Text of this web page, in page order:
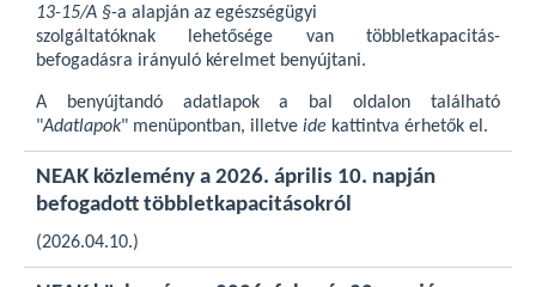
13-15/A §-a alapján az egészségügyi
szolgáltatóknak lehetősége van többletkapacitás-
befogadásra irányuló kérelmet benyújtani.
A benyújtandó adatlapok a bal oldalon található
"Adatlapok" menüpontban, illetve ide kattintva érhetők el.
NEAK közlemény a 2026. április 10. napján
befogadott többletkapacitásokról
(2026.04.10.)